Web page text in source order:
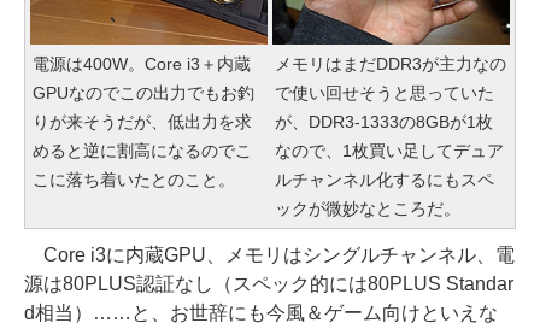
電源は400W。Core i3＋内蔵
GPUなのでこの出力でもお釣
りが来そうだが、低出力を求
めると逆に割高になるのでこ
こに落ち着いたとのこと。
メモリはまだDDR3が主力なの
で使い回せそうと思っていた
が、DDR3-1333の8GBが1枚
なので、1枚買い足してデュア
ルチャンネル化するにもスペ
ックが微妙なところだ。
Core i3に内蔵GPU、メモリはシングルチャンネル、電
源は80PLUS認証なし（スペック的には80PLUS Standar
d相当）……と、お世辞にも今風＆ゲーム向けといえな